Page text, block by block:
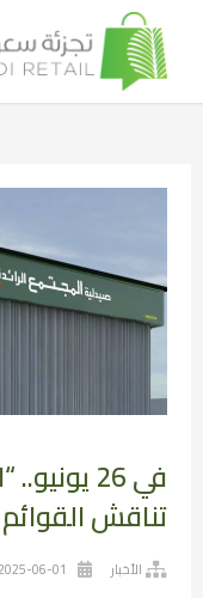
في 26
تناقش
الأخبار 06-01